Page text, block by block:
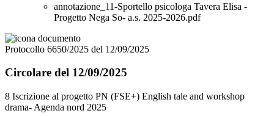
annotazione_11-Sportello psicologa Tavera Elisa -
Progetto Nega So- a.s. 2025-2026.pdf
Protocollo 6650/2025 del 12/09/2025
Circolare del 12/09/2025
8 Iscrizione al progetto PN (FSE+) English tale and workshop
drama- Agenda nord 2025